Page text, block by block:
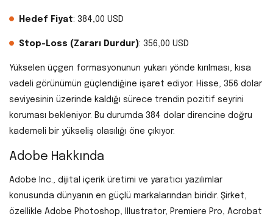
Hedef Fiyat: 384,00 USD
Stop-Loss (Zararı Durdur): 356,00 USD
Yükselen üçgen formasyonunun yukarı yönde kırılması, kısa
vadeli görünümün güçlendiğine işaret ediyor. Hisse, 356 dolar
seviyesinin üzerinde kaldığı sürece trendin pozitif seyrini
koruması bekleniyor. Bu durumda 384 dolar direncine doğru
kademeli bir yükseliş olasılığı öne çıkıyor.
Adobe Hakkında
Adobe Inc., dijital içerik üretimi ve yaratıcı yazılımlar
konusunda dünyanın en güçlü markalarından biridir. Şirket,
özellikle Adobe Photoshop, Illustrator, Premiere Pro, Acrobat